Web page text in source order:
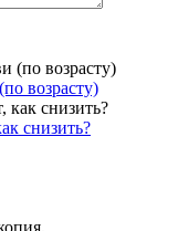
возрасту)
снизить?